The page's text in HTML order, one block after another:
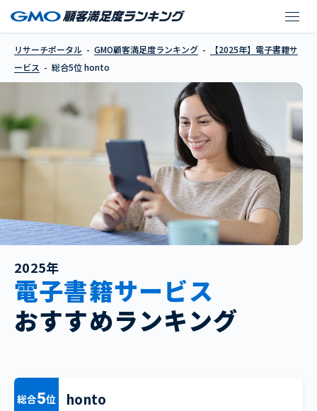
リサーチポータル GMO顧客満足度ランキング
【2025年】電子書籍サ
ービス
総合5位 honto
2025年
電子書籍サービス
おすすめランキング
総合5位 honto